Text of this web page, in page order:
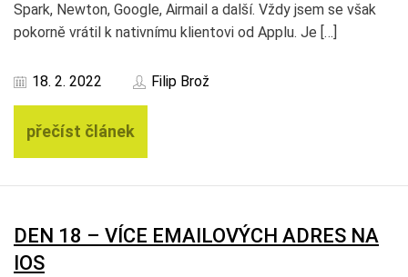
Spark, Newton, Google, Airmail a další. Vždy jsem se však
pokorně vrátil k nativnímu klientovi od Applu. Je […]
18. 2. 2022 Filip Brož
přečíst článek
DEN 18 – VÍCE EMAILOVÝCH ADRES NA
IOS